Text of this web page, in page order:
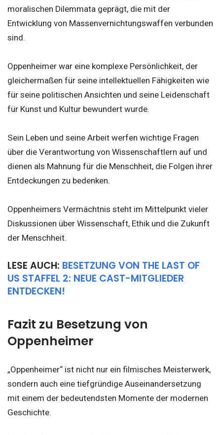
moralischen Dilemmata geprägt, die mit der
Entwicklung von Massenvernichtungswaffen verbunden
sind.
Oppenheimer war eine komplexe Persönlichkeit, der
gleichermaßen für seine intellektuellen Fähigkeiten wie
für seine politischen Ansichten und seine Leidenschaft
für Kunst und Kultur bewundert wurde.
Sein Leben und seine Arbeit werfen wichtige Fragen
über die Verantwortung von Wissenschaftlern auf und
dienen als Mahnung für die Menschheit, die Folgen ihrer
Entdeckungen zu bedenken.
Oppenheimers Vermächtnis steht im Mittelpunkt vieler
Diskussionen über Wissenschaft, Ethik und die Zukunft
der Menschheit.
LESE AUCH: BESETZUNG VON THE LAST OF
US STAFFEL 2: NEUE CAST-MITGLIEDER
ENTDECKEN!
Fazit zu Besetzung von
Oppenheimer
„Oppenheimer“ ist nicht nur ein filmisches Meisterwerk,
sondern auch eine tiefgründige Auseinandersetzung
mit einem der bedeutendsten Momente der modernen
Geschichte.